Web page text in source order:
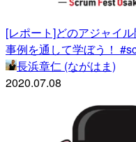
[レポート]どのアジャイ
事例を通して学ぼう！
長浜章仁 (ながはま)
2020.07.08